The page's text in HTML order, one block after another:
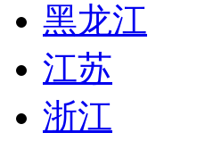
黑龙江
江苏
浙江